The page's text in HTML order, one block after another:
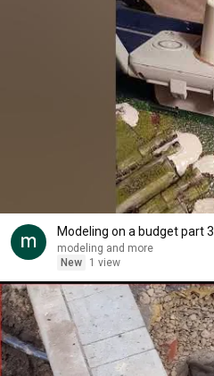
Modeling on a budget part 3
modeling and more
New
1 view